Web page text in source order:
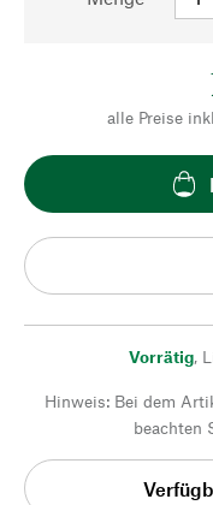
alle Preise
Vorrätig,
Hinweis: Bei dem
beachten